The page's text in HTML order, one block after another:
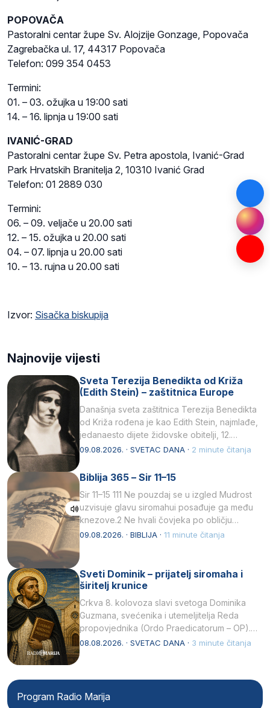
POPOVAČA
Pastoralni centar župe Sv. Alojzije Gonzage, Popovača
Zagrebačka ul. 17, 44317 Popovača
Telefon: 099 354 0453
Termini:
01. – 03. ožujka u 19:00 sati
14. – 16. lipnja u 19:00 sati
IVANIĆ-GRAD
Pastoralni centar župe Sv. Petra apostola, Ivanić-Grad
Park Hrvatskih Branitelja 2, 10310 Ivanić Grad
Telefon: 01 2889 030
Termini:
06. – 09. veljače u 20.00 sati
12. – 15. ožujka u 20.00 sati
04. – 07. lipnja u 20.00 sati
10. – 13. rujna u 20.00 sati
Izvor: Sisačka biskupija
Najnovije vijesti
Sveta Terezija Benedikta od Križa
(Edith Stein) – zaštitnica Europe
Današnja sveta zaštitnica Terezija Benedikta
od Križa rođena je kao Edith Stein, najmlađe,
jedanaesto dijete židovske obitelji, 12.
listopada 1891, u Wrocławu…
09.08.2026. · SVETAC DANA · 2 minute čitanja
Biblija 365 – Sir 11–15
Sir 11–15 111 Ne pouzdaj se u izgled Mudrost
uzvisuje glavu siromahui posađuje ga među
knezove.2 Ne hvali čovjeka po obličju
njegovui…
09.08.2026. · BIBLIJA · 11 minute čitanja
Sveti Dominik – prijatelj siromaha i
širitelj krunice
Crkva 8. kolovoza slavi svetoga Dominika
Guzmana, svećenika i utemeljitelja Reda
propovjednika (Ordo Praedicatorum – OP).
Svojim životom, dubokom ljubavlju prema
08.08.2026. · SVETAC DANA · 3 minute čitanja
Program Radio Marija